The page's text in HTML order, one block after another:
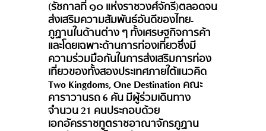
(รัชกาลที่ ๑๐ แห่งราชวงศ์จักรี)ตลอดจน
ส่งเสริมความสัมพันธ์อันดีของไทย-
ภูฏานในด้านต่าง ๆ ทั้งเศรษฐกิจการค้า
และโดยเฉพาะด้านการท่องเที่ยวซึ่งมี
ความร่วมมือกันในการส่งเสริมการท่อง
เที่ยวของทั้งสองประเทศภายใต้แนวคิด
Two Kingdoms, One Destination คณะ
คาราวานรถ 6 คัน มีผู้ร่วมเดินทาง
จำนวน 21 คนประกอบด้วย
เอกอัครราชทูตราชอาณาจักรภูฏาน